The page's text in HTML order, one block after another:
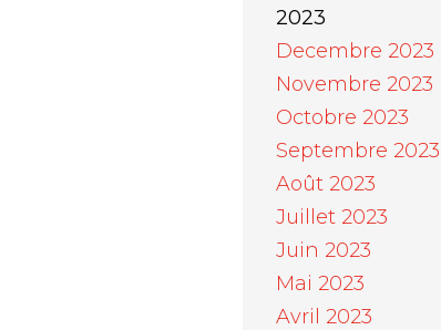
2023
Decembre 2023
Novembre 2023
Octobre 2023
Septembre 2023
Août 2023
Juillet 2023
Juin 2023
Mai 2023
Avril 2023